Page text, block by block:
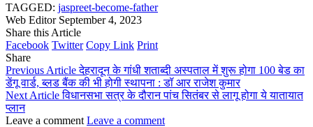
TAGGED: jaspreet-become-father
Web Editor September 4, 2023
Share this Article
Facebook Twitter Copy Link Print
Share
Previous Article देहरादून के गांधी शताब्दी अस्पताल में शुरू होगा 100 बेड का
डेंगू वार्ड, ब्लड बैंक की भी होगी स्थापना : डॉ आर राजेश कुमार
Next Article विधानसभा सत्र के दौरान पांच सितंबर से लागू होगा ये यातायात
प्‍लान
Leave a comment Leave a comment